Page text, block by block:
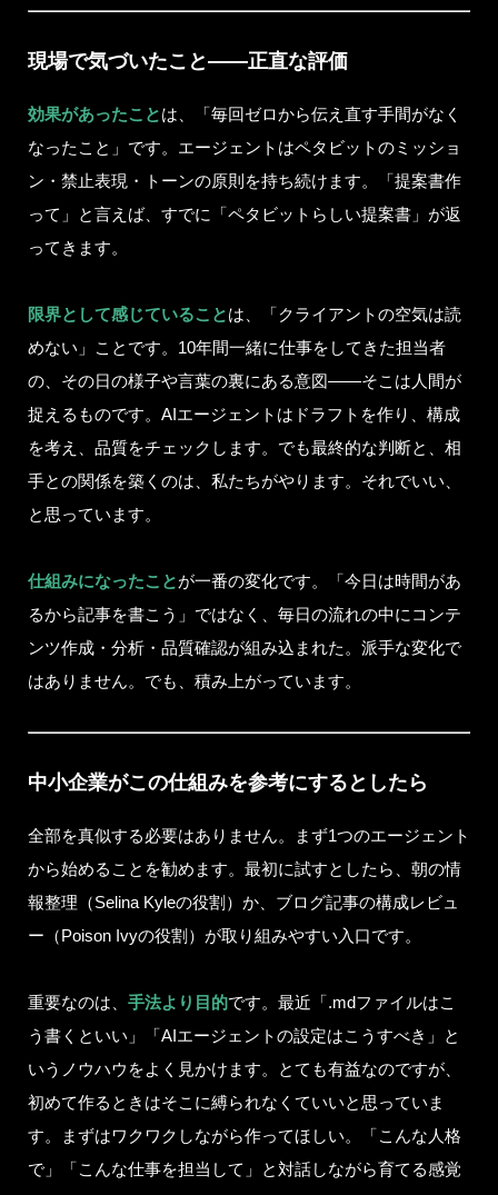
現場で気づいたこと——正直な評価
効果があったことは、「毎回ゼロから伝え直す手間がなく
なったこと」です。エージェントはペタビットのミッショ
ン・禁止表現・トーンの原則を持ち続けます。「提案書作
って」と言えば、すでに「ペタビットらしい提案書」が返
ってきます。
限界として感じていることは、「クライアントの空気は読
めない」ことです。10年間一緒に仕事をしてきた担当者
の、その日の様子や言葉の裏にある意図——そこは人間が
捉えるものです。AIエージェントはドラフトを作り、構成
を考え、品質をチェックします。でも最終的な判断と、相
手との関係を築くのは、私たちがやります。それでいい、
と思っています。
仕組みになったことが一番の変化です。「今日は時間があ
るから記事を書こう」ではなく、毎日の流れの中にコンテ
ンツ作成・分析・品質確認が組み込まれた。派手な変化で
はありません。でも、積み上がっています。
中小企業がこの仕組みを参考にするとしたら
全部を真似する必要はありません。まず1つのエージェント
から始めることを勧めます。最初に試すとしたら、朝の情
報整理（Selina Kyleの役割）か、ブログ記事の構成レビュ
ー（Poison Ivyの役割）が取り組みやすい入口です。
重要なのは、 手法より目的です。最近「.mdファイルはこ
う書くといい」「AIエージェントの設定はこうすべき」と
いうノウハウをよく見かけます。とても有益なのですが、
初めて作るときはそこに縛られなくていいと思っていま
す。まずはワクワクしながら作ってほしい。「こんな人格
で」「こんな仕事を担当して」と対話しながら育てる感覚